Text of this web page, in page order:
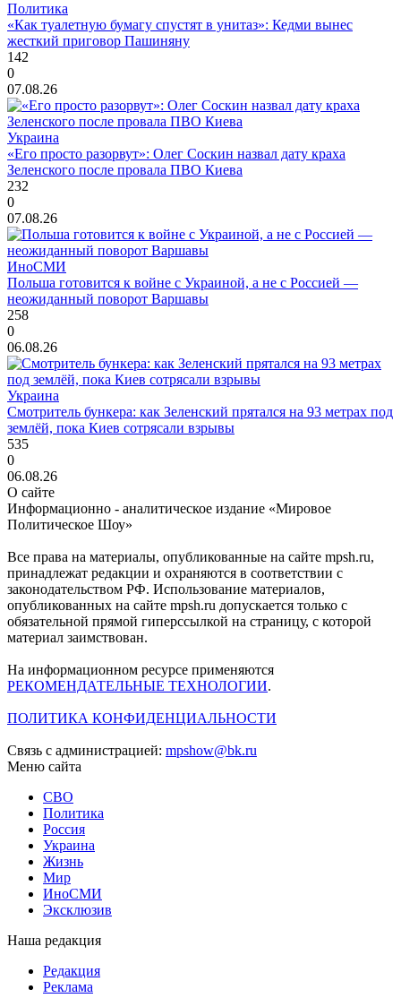
Политика
«Как туалетную бумагу спустят в унитаз»: Кедми вынес
жесткий приговор Пашиняну
142
0
07.08.26
Украина
«Его просто разорвут»: Олег Соскин назвал дату краха
Зеленского после провала ПВО Киева
232
0
07.08.26
ИноСМИ
Польша готовится к войне с Украиной, а не с Россией —
неожиданный поворот Варшавы
258
0
06.08.26
Украина
Смотритель бункера: как Зеленский прятался на 93 метрах под
землёй, пока Киев сотрясали взрывы
535
0
06.08.26
О сайте
Информационно - аналитическое издание «Мировое
Политическое Шоу»
Все права на материалы, опубликованные на сайте mpsh.ru,
принадлежат редакции и охраняются в соответствии с
законодательством РФ. Использование материалов,
опубликованных на сайте mpsh.ru допускается только с
обязательной прямой гиперссылкой на страницу, с которой
материал заимствован.
На информационном ресурсе применяются
РЕКОМЕНДАТЕЛЬНЫЕ ТЕХНОЛОГИИ.
ПОЛИТИКА КОНФИДЕНЦИАЛЬНОСТИ
Связь с администрацией: mpshow@bk.ru
Меню сайта
СВО
Политика
Россия
Украина
Жизнь
Мир
ИноСМИ
Эксклюзив
Наша редакция
Редакция
Реклама